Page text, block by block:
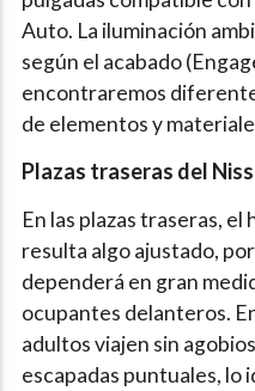
Auto. La iluminación
según el acabado
encontraremos
de elementos y
Plazas traseras del
En las plazas traseras, el
resulta algo ajustado,
dependerá en gran
ocupantes delanteros.
adultos viajen sin
escapadas puntuales, lo